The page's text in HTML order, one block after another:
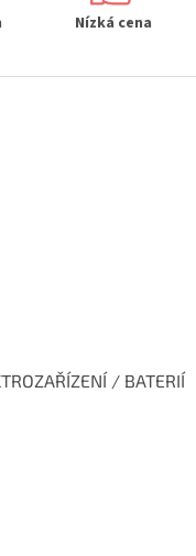
Nízká cena
/ BATERIÍ